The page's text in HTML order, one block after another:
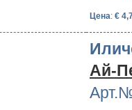
Цена: €
Ай-